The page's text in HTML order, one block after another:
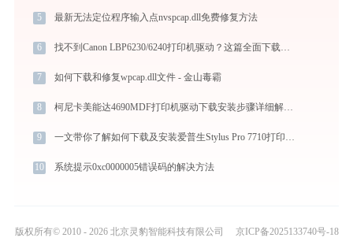
5 最新无法定位程序输入点nvspcap.dll免费修复方法
6 找不到Canon LBP6230/6240打印机驱动？这篇全面下载安装指南帮到你
7 如何下载和修复wpcap.dll文件 - 金山毒霸
8 柯尼卡美能达4690MDF打印机驱动下载安装步骤详细解析，让安装更简单
9 一文带你了解如何下载及安装爱普生Stylus Pro 7710打印机驱动
10 系统提示0xc0000005错误码的解决方法
版权所有© 2010 - 2026 北京灵豹智能科技有限公司 京ICP备2025133740号-18